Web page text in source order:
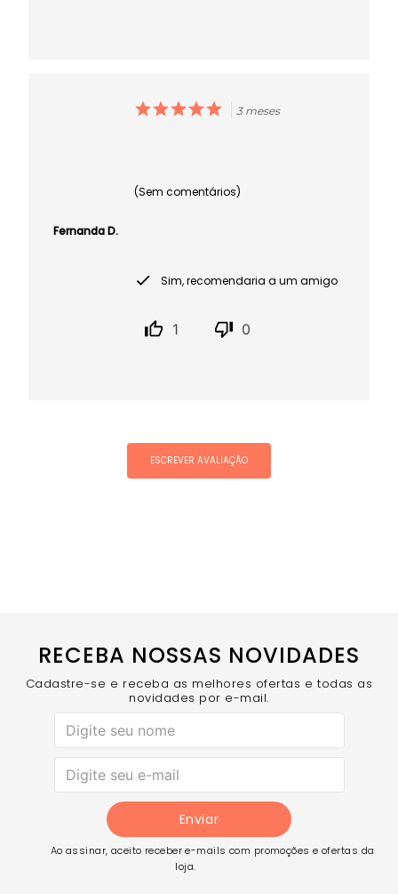
Fernanda D.
3 meses
(Sem comentários)
Sim, recomendaria a um amigo
1 0
ESCREVER AVALIAÇÃO
RECEBA NOSSAS NOVIDADES
Cadastre-se e receba as melhores ofertas e todas as
novidades por e-mail.
Enviar
Ao assinar, aceito receber e-mails com promoções e ofertas da
loja.